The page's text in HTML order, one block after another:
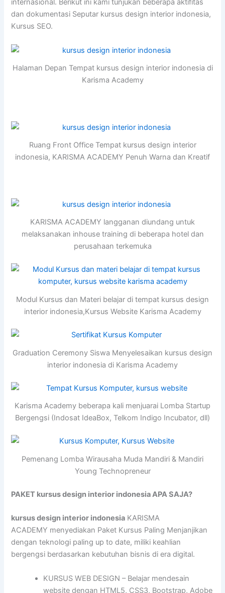
internasional. Berikut ini kami tunjukan beberapa aktifitas
dan dokumentasi Seputar kursus design interior indonesia,
Kursus SEO.
Halaman Depan Tempat kursus design interior indonesia di
Karisma Academy
Ruang Front Office Tempat kursus design interior
indonesia, KARISMA ACADEMY Penuh Warna dan Kreatif
KARISMA ACADEMY langganan diundang untuk
melaksanakan inhouse training di beberapa hotel dan
perusahaan terkemuka
Modul Kursus dan Materi belajar di tempat kursus design
interior indonesia,Kursus Website Karisma Academy
Graduation Ceremony Siswa Menyelesaikan kursus design
interior indonesia di Karisma Academy
Karisma Academy beberapa kali menjuarai Lomba Startup
Bergengsi (Indosat IdeaBox, Telkom Indigo Incubator, dll)
Pemenang Lomba Wirausaha Muda Mandiri & Mandiri
Young Technopreneur
PAKET kursus design interior indonesia APA SAJA?
kursus design interior indonesia KARISMA
ACADEMY menyediakan Paket Kursus Paling Menjanjikan
dengan teknologi paling up to date, miliki keahlian
bergengsi berdasarkan kebutuhan bisnis di era digital.
KURSUS WEB DESIGN – Belajar mendesain
website dengan HTML5, CSS3, Bootstrap, Adobe